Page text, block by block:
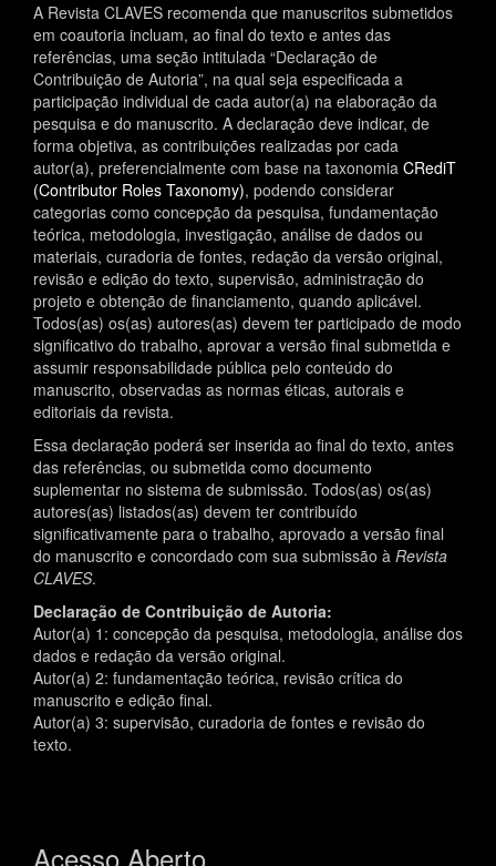
A Revista CLAVES recomenda que manuscritos submetidos
em coautoria incluam, ao final do texto e antes das
referências, uma seção intitulada “Declaração de
Contribuição de Autoria”, na qual seja especificada a
participação individual de cada autor(a) na elaboração da
pesquisa e do manuscrito. A declaração deve indicar, de
forma objetiva, as contribuições realizadas por cada
autor(a), preferencialmente com base na taxonomia CRediT
(Contributor Roles Taxonomy), podendo considerar
categorias como concepção da pesquisa, fundamentação
teórica, metodologia, investigação, análise de dados ou
materiais, curadoria de fontes, redação da versão original,
revisão e edição do texto, supervisão, administração do
projeto e obtenção de financiamento, quando aplicável.
Todos(as) os(as) autores(as) devem ter participado de modo
significativo do trabalho, aprovar a versão final submetida e
assumir responsabilidade pública pelo conteúdo do
manuscrito, observadas as normas éticas, autorais e
editoriais da revista.
Essa declaração poderá ser inserida ao final do texto, antes
das referências, ou submetida como documento
suplementar no sistema de submissão. Todos(as) os(as)
autores(as) listados(as) devem ter contribuído
significativamente para o trabalho, aprovado a versão final
do manuscrito e concordado com sua submissão à Revista
CLAVES.
Declaração de Contribuição de Autoria:
Autor(a) 1: concepção da pesquisa, metodologia, análise dos
dados e redação da versão original.
Autor(a) 2: fundamentação teórica, revisão crítica do
manuscrito e edição final.
Autor(a) 3: supervisão, curadoria de fontes e revisão do
texto.
Acesso Aberto